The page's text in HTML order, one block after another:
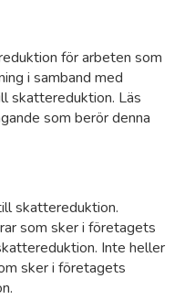
för arbeten som
i samband med
skattereduktion. Läs
som berör denna
skattereduktion.
som sker i företagets
Inte heller
sker i företagets